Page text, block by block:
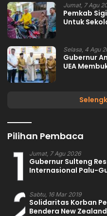
Jumat, 7 Agu
Pemkab
Untuk
Selasa, 4 Agu
Gubernur
UEA
Pilihan Pembaca
1 Jumat, 7 Agu 2026
Gubernur Sulteng
Internasional Palu-
Sabtu, 16 Mar 2019
Solidaritas Korban
Bendera New Zealand